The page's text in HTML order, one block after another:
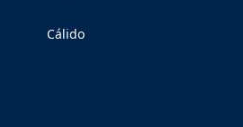
Cálido